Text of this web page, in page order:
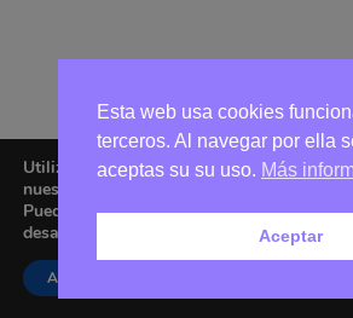
Utilizamos cookies para ofrecerte la mejor
nuestra web.
Puedes aprender más sobre qué cookies
desactivarlas en los
Aceptar
Esta web usa cookies
terceros. Al navegar por ella
aceptas su su uso. Más
Aceptar